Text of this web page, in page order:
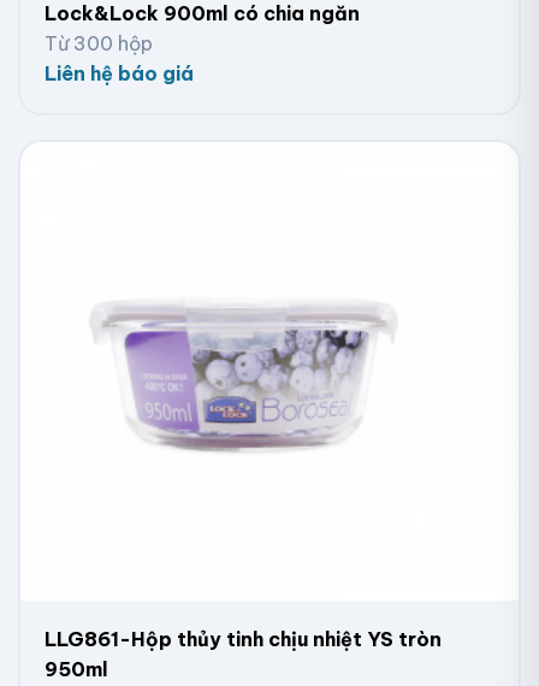
Lock&Lock 900ml có chia ngăn
Từ 300 hộp
Liên hệ báo giá
LLG861-Hộp thủy tinh chịu nhiệt YS tròn
950ml